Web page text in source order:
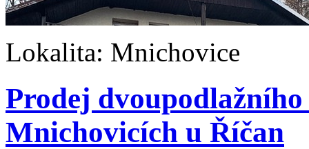
Lokalita: Mnichovice
Prodej
Mnichovicích u Říčan